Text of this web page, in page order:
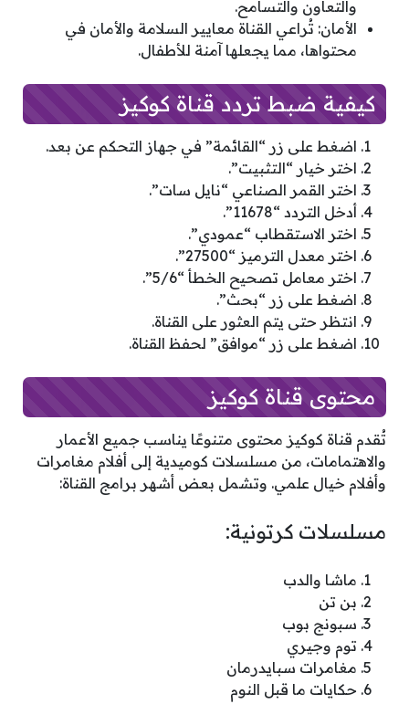
والتعاون والتسامح.
الأمان: تُراعي القناة معايير السلامة والأمان في
محتواها، مما يجعلها آمنة للأطفال.
كيفية ضبط تردد قناة كوكيز
اضغط على زر “القائمة” في جهاز التحكم عن بعد.
اختر خيار “التثبيت”.
اختر القمر الصناعي “نايل سات”.
أدخل التردد “11678”.
اختر الاستقطاب “عمودي”.
اختر معدل الترميز “27500”.
اختر معامل تصحيح الخطأ “5/6”.
اضغط على زر “بحث”.
انتظر حتى يتم العثور على القناة.
اضغط على زر “موافق” لحفظ القناة.
محتوى قناة كوكيز
تُقدم قناة كوكيز محتوى متنوعًا يناسب جميع الأعمار
والاهتمامات، من مسلسلات كوميدية إلى أفلام مغامرات
وأفلام خيال علمي. وتشمل بعض أشهر برامج القناة:
مسلسلات كرتونية:
ماشا والدب
بن تن
سبونج بوب
توم وجيري
مغامرات سبايدرمان
حكايات ما قبل النوم